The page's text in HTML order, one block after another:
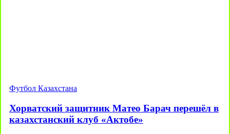
Футбол Казахстана
Хорватский защитник Матео Барач перешёл в
казахстанский клуб «Актобе»